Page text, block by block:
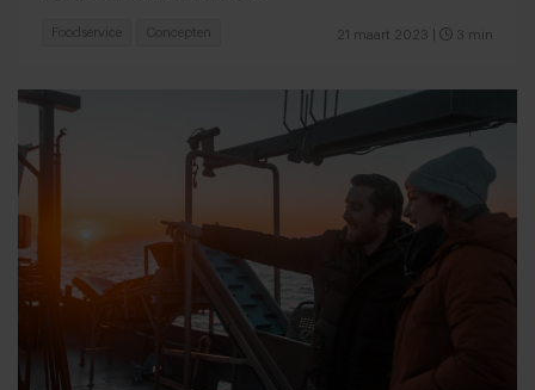
21 maart 2023 3 min
Foodservice Concepten